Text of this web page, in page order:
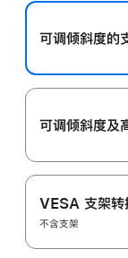
可调倾斜度的
可调倾斜度及
VESA 支架转
不含支架